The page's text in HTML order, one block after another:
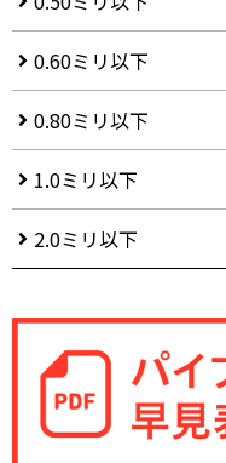
0.60ミリ以下
0.80ミリ以下
1.0ミリ以下
2.0ミリ以下